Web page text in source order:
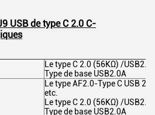
USB de type C 2.0 C-
Le type C 2.0 (56KΩ) /USB2.0
Type de base USB2.0A
Le type AF2.0-Type C USB
etc.
Le type C 2.0 (56KΩ) /USB2.0
Type de base USB2.0A